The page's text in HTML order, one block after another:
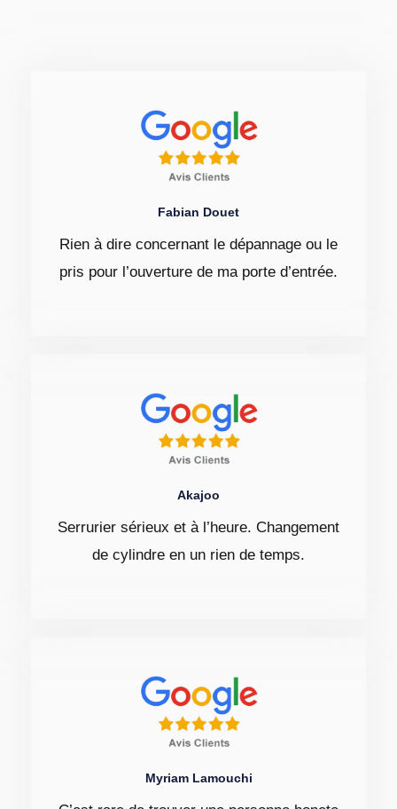
Fabian Douet
Rien à dire concernant le dépannage ou le
pris pour l’ouverture de ma porte d’entrée.
Akajoo
Serrurier sérieux et à l’heure. Changement
de cylindre en un rien de temps.
Myriam Lamouchi